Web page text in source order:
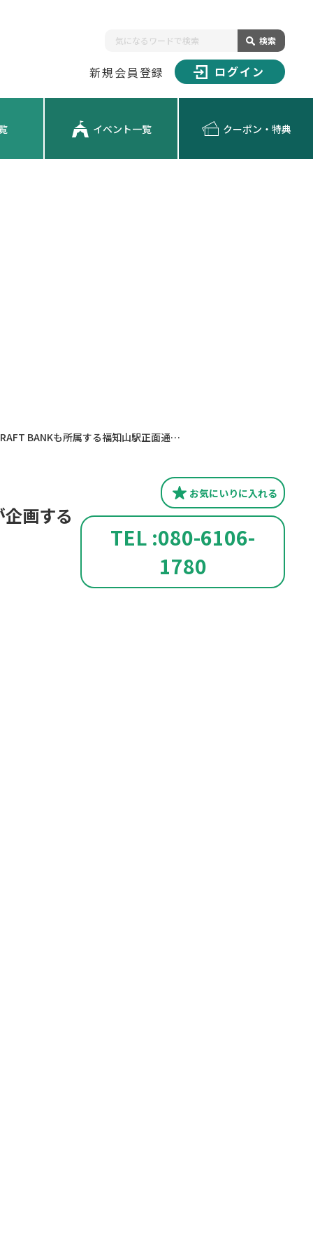
検索
新規会員登録 ログイン
イベント一覧 クーポン・特典
CRAFT BANKも所属する福知山駅正面通り商店街が企画するイベントが開催されます。
画する
お気にいりに入れる
TEL :080-6106-
1780